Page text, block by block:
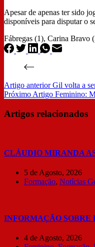
Apesar de apenas ter sido
disponíveis para disputar o
Fábregas (1), Carina Bravo
Artigo anteriorGil volta a
Próximo Artigo Feminino:
Artigos relacionados
CLÁUDIO MIRANDA
5 de Agosto, 2026
Formação, Notícias
INFORMAÇÃO SOBRE
4 de Agosto, 2026